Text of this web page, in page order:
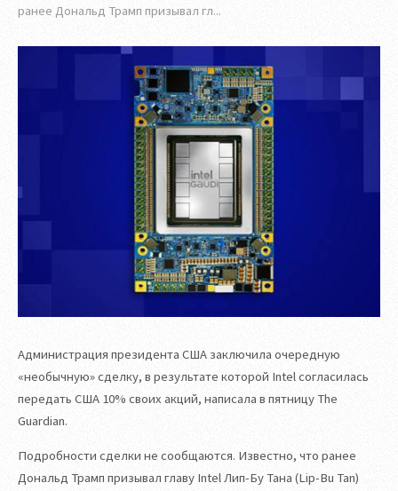
ранее Дональд Трамп призывал гл...
Администрация президента США заключила очередную
«необычную» сделку, в результате которой Intel согласилась
передать США 10% своих акций, написала в пятницу The
Guardian.
Подробности сделки не сообщаются. Известно, что ранее
Дональд Трамп призывал главу Intel Лип-Бу Тана (Lip-Bu Tan)